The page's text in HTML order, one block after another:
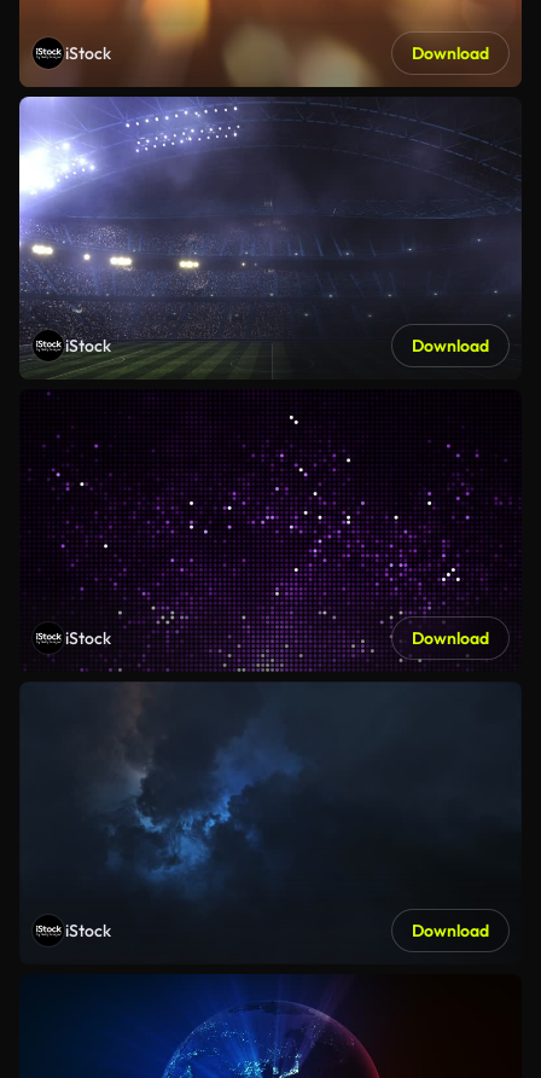
iStock Download
iStock Download
iStock Download
iStock Download